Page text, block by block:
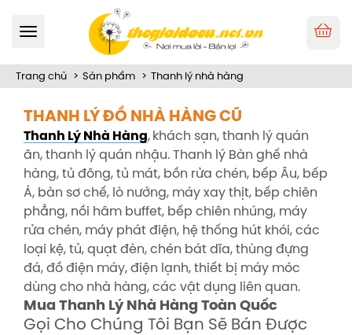
Toggle
Trang chủ Sản phẩm Thanh lý nhà hàng
THANH LÝ ĐỒ NHÀ HÀNG CŨ
Thanh Lý Nhà Hàng, khách sạn, thanh lý quán
ăn, thanh lý quán nhậu. Thanh lý Bàn ghế nhà
hàng, tủ đông, tủ mát, bồn rửa chén, bếp Âu, bếp
Á, bàn sơ chế, lò nướng, máy xay thịt, bếp chiên
phẳng, nồi hâm buffet, bếp chiên nhúng, máy
rửa chén, máy phát điện, hệ thống hút khói, các
loại kệ, tủ, quạt đèn, chén bát dĩa, thùng đựng
đá, đồ điện máy, điện lạnh, thiết bị máy móc
dùng cho nhà hàng, các vật dụng liên quan.
Mua Thanh Lý Nhà Hàng Toàn Quốc
Gọi Cho Chúng Tôi Bạn Sẽ Bán Được